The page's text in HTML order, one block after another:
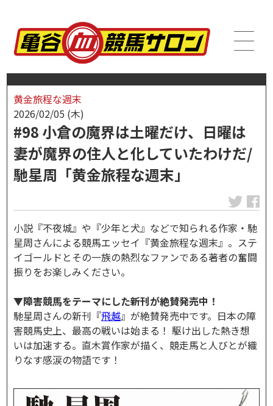
黄金旅程な週末
2026/02/05 (木)
#98 小倉の魔界は土曜だけ、日曜は
妻が魔界の住人と化していたわけだ/
馳星周「黄金旅程な週末」
小説『不夜城』や『少年と犬』などで知られる作家・馳
星周さんによる競馬エッセイ『黄金旅程な週末』。ステ
イゴールドとその一族の熱烈なファンである著者の奮闘
振りをお楽しみください。
▼障害競馬をテーマにした新刊が絶賛発売中！
馳星周さんの新刊『飛越』が絶賛発売中です。日本の障
害競馬史上、最高の戦いは始まる！ 駆け出した熱き想
いは加速する。直木賞作家が描く、競走馬と人びとが織
りなす感涙の物語です！